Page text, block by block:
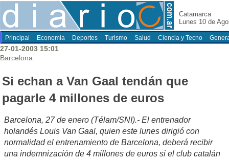
Catamarca
Lunes 10 de
Principal Economia Deportes Turismo Salud Ciencia y Tecno
27-01-2003 15:01
Barcelona
Si echan a Van Gaal tendán que
pagarle 4 millones de euros
Barcelona, 27 de enero (Télam/SNI).- El entrenador
holandés Louis Van Gaal, quien este lunes dirigió con
normalidad el entrenamiento de Barcelona, deberá recibir
una indemnización de 4 millones de euros si el club catalán